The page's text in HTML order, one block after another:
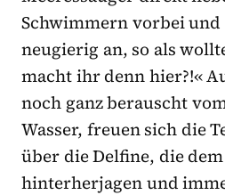
Schwimmern vorbei und
neugierig an, so als
macht ihr denn hier?!«
noch ganz berauscht
Wasser, freuen sich die
über die Delfine, die
hinterherjagen und